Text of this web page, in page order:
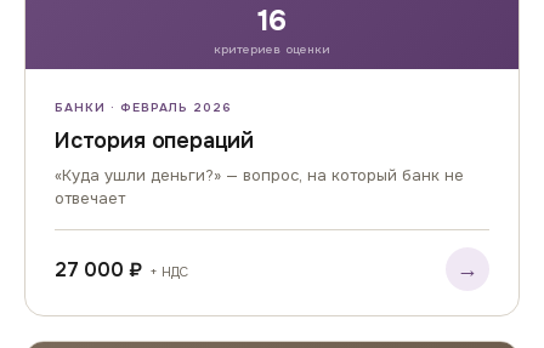
16
критериев оценки
БАНКИ · ФЕВРАЛЬ 2026
История операций
«Куда ушли деньги?» — вопрос, на который банк не
отвечает
27 000 ₽ + НДС →